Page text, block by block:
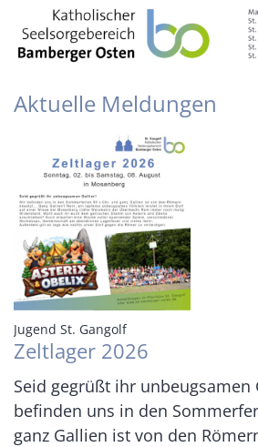
Zum Inhalt springen
Aktuelle Meldungen
Jugend St. Gangolf:
Zeltlager 2026
Seid gegrüßt ihr unbeugsamen
befinden uns in den
ganz Gallien ist von den